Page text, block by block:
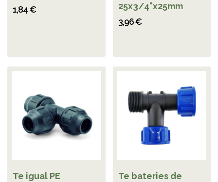
1,84 €
25x3/4"x25mm
3,96 €
Te igual PE
Te bateries de